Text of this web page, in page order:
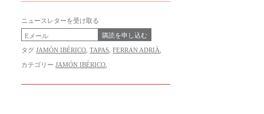
ニュースレターを受け取る
購読を申し込む
タグJAMÓN IBÉRICO ,TAPAS ,FERRAN ADRIÀ
カテゴリーJAMÓN IBÉRICO